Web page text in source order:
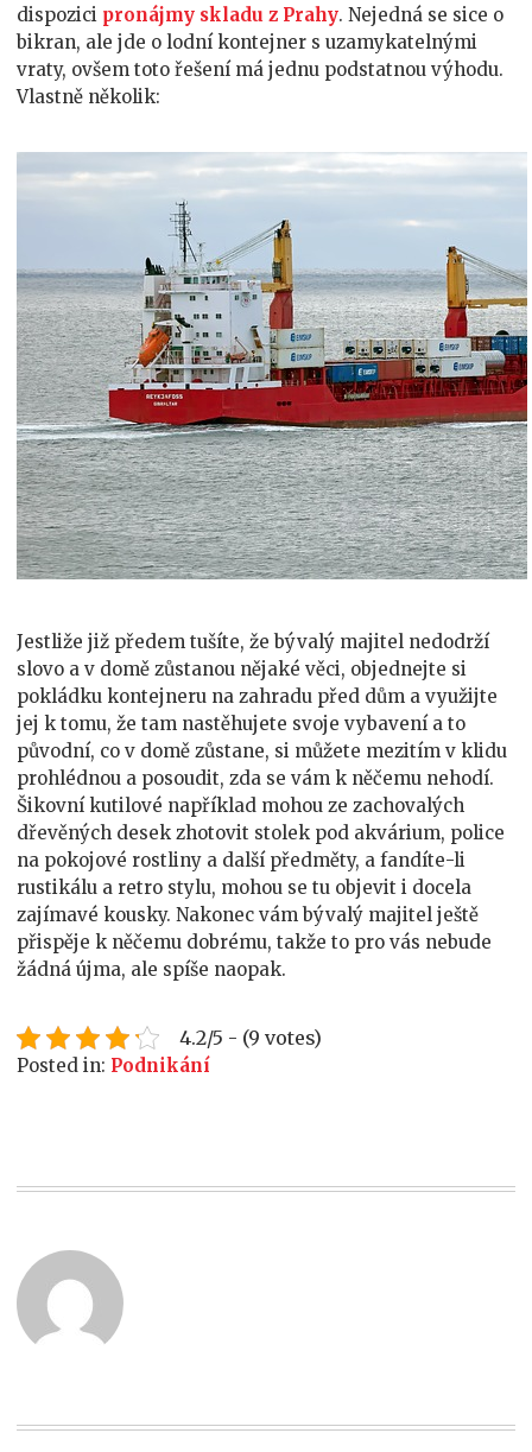
dispozici pronájmy skladu z Prahy. Nejedná se sice o
bikran, ale jde o lodní kontejner s uzamykatelnými
vraty, ovšem toto řešení má jednu podstatnou výhodu.
Vlastně několik:
Jestliže již předem tušíte, že bývalý majitel nedodrží
slovo a v domě zůstanou nějaké věci, objednejte si
pokládku kontejneru na zahradu před dům a využijte
jej k tomu, že tam nastěhujete svoje vybavení a to
původní, co v domě zůstane, si můžete mezitím v klidu
prohlédnou a posoudit, zda se vám k něčemu nehodí.
Šikovní kutilové například mohou ze zachovalých
dřevěných desek zhotovit stolek pod akvárium, police
na pokojové rostliny a další předměty, a fandíte-li
rustikálu a retro stylu, mohou se tu objevit i docela
zajímavé kousky. Nakonec vám bývalý majitel ještě
přispěje k něčemu dobrému, takže to pro vás nebude
žádná újma, ale spíše naopak.
4.2/5 - (9 votes)
Posted in: Podnikání